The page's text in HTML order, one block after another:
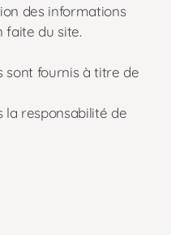
des informations
faite du site.
sont fournis à titre de
la responsabilité de